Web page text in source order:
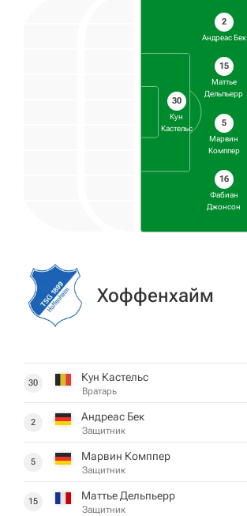
30
Кун
Кастельс
2
Андреас Бек
15
Маттье
Дельпьерр
5
Марвин
Комппер
16
Фабиан
Джонсон
Хоффенхайм
30 Кун Кастельс
Вратарь
2 Андреас Бек
Защитник
5 Марвин Комппер
Защитник
15 Маттье Дельпьерр
Защитник